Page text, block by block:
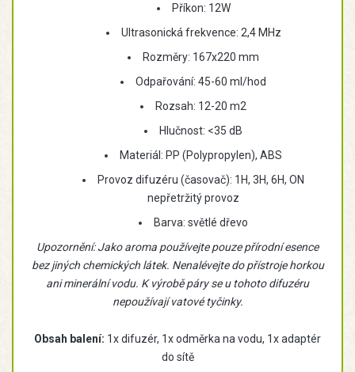
Příkon: 12W
Ultrasonická frekvence: 2,4 MHz
Rozměry: 167x220 mm
Odpařování: 45-60 ml/hod
Rozsah: 12-20 m2
Hlučnost: <35 dB
Materiál: PP (Polypropylen), ABS
Provoz difuzéru (časovač): 1H, 3H, 6H, ON
nepřetržitý provoz
Barva: světlé dřevo
Upozornění: Jako aroma používejte pouze přírodní esence
bez jiných chemických látek. Nenalévejte do přístroje horkou
ani minerální vodu. K výrobě páry se u tohoto difuzéru
nepoužívají vatové tyčinky.
Obsah balení: 1x difuzér, 1x odměrka na vodu, 1x adaptér
do sítě